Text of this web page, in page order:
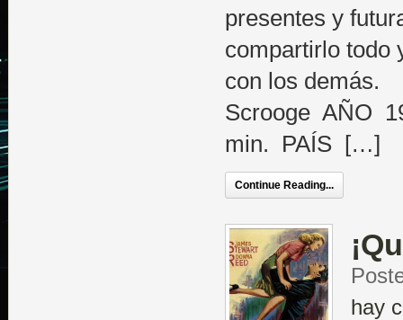
presentes y
compartirlo todo
con los demás.
Scrooge AÑO
min. PAÍS […]
Continue Reading...
hay